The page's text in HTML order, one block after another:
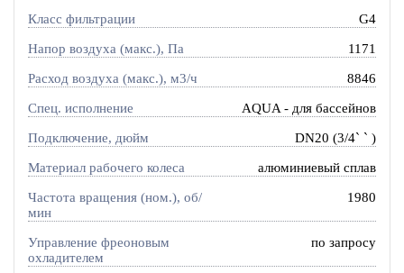
Класс фильтрации G4
Напор воздуха (макс.), Па 1171
Расход воздуха (макс.), м3/ч 8846
Спец. исполнение AQUA - для бассейнов
Подключение, дюйм DN20 (3/4` ` )
Материал рабочего колеса алюминиевый сплав
Частота вращения (ном.), об/
мин
1980
Управление фреоновым
охладителем
по запросу